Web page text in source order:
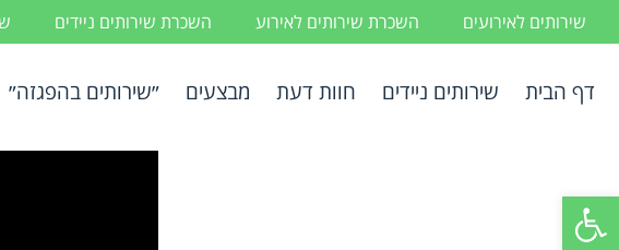
פתח סרגל נגישות
שירותים לאירועים השכרת שירותים לאירוע השכרת שירותים ניידים
דף הבית שירותים ניידים חוות דעת מבצעים ״שירותים בהפגזה״